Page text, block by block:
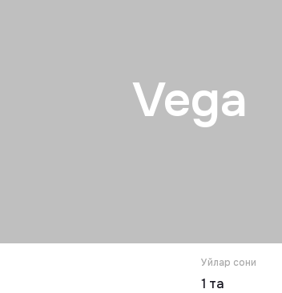
Vega
Уйлар сони
1 та